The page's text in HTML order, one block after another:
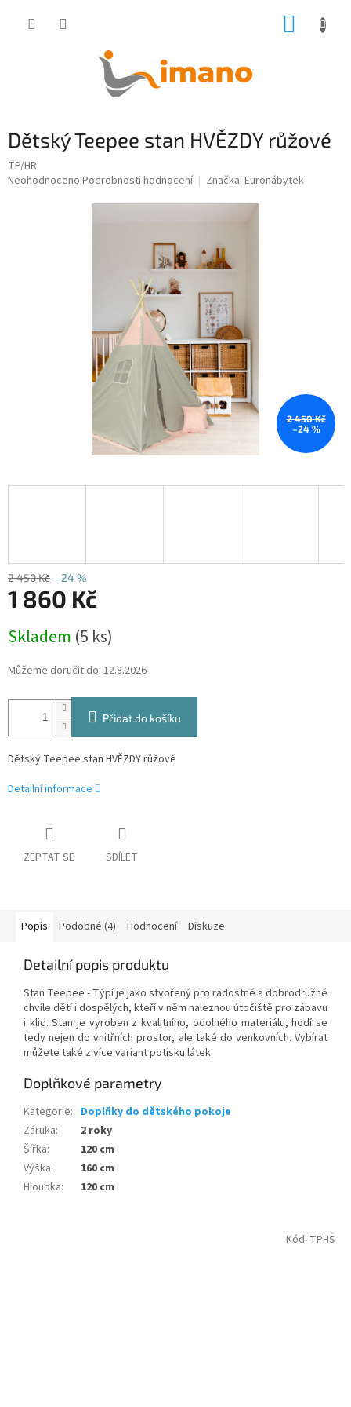
Dětský Teepee stan HVĚZDY růžové
TP/HR
Průměrné
Neohodnoceno Podrobnosti hodnocení Značka: Euronábytek
2 450 Kč
–24 %
2 450 Kč –24 %
1 860 Kč
cena:
Skladem (5 ks)
Můžeme doručit do: 12.8.2026
Přidat do košíku
Dětský Teepee stan HVĚZDY růžové
Detailní informace
ZEPTAT SE SDÍLET
Popis Podobné (4) Hodnocení Diskuze
Detailní popis produktu
Stan Teepee - Týpí je jako stvořený pro radostné a dobrodružné
chvíle dětí i dospělých, kteří v něm naleznou útočiště pro zábavu
i klid. Stan je vyroben z kvalitního, odolného materiálu, hodí se
tedy nejen do vnitřních prostor, ale také do venkovních. Vybírat
můžete také z více variant potisku látek.
Doplňkové parametry
Kategorie: Doplňky do dětského pokoje
Záruka:
2 roky
Šířka:
120 cm
Výška:
160 cm
Hloubka: 120 cm
Kód: TPHS